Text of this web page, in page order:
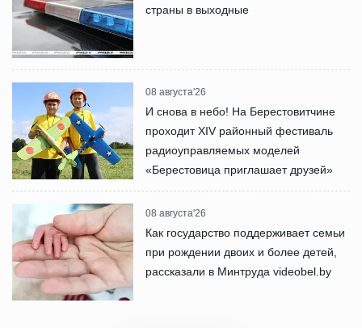
страны в выходные
08 августа'26
И снова в небо! На Берестовитчине
проходит XIV районный фестиваль
радиоуправляемых моделей
«Берестовица приглашает друзей»
08 августа'26
Как государство поддерживает семьи
при рождении двоих и более детей,
рассказали в Минтруда videobel.by